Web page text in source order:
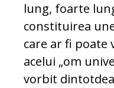
lung, foarte
constituirea
care ar fi poate
acelui „om
vorbit